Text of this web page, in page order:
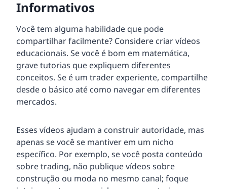
Informativos
Você tem alguma habilidade que pode
compartilhar facilmente? Considere criar vídeos
educacionais. Se você é bom em matemática,
grave tutorias que expliquem diferentes
conceitos. Se é um trader experiente, compartilhe
desde o básico até como navegar em diferentes
mercados.
Esses vídeos ajudam a construir autoridade, mas
apenas se você se mantiver em um nicho
específico. Por exemplo, se você posta conteúdo
sobre trading, não publique vídeos sobre
construção ou moda no mesmo canal; foque